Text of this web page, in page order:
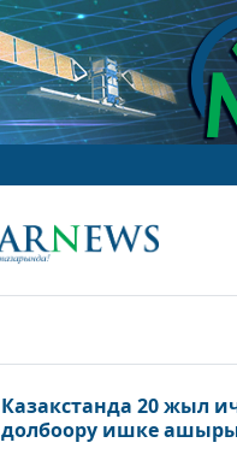
Казакстанда 20 жыл
долбоору ишке